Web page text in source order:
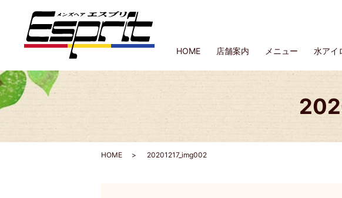
HOME 店舗案内 メニュー 水アイ
HOME 20201217_img002